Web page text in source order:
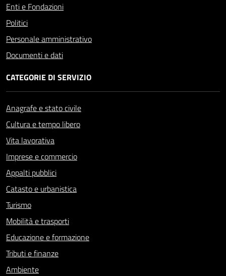
Enti e Fondazioni
Politici
Personale amministrativo
Documenti e dati
CATEGORIE DI SERVIZIO
Anagrafe e stato civile
Cultura e tempo libero
Vita lavorativa
Imprese e commercio
Appalti pubblici
Catasto e urbanistica
Turismo
Mobilità e trasporti
Educazione e formazione
Tributi e finanze
Ambiente